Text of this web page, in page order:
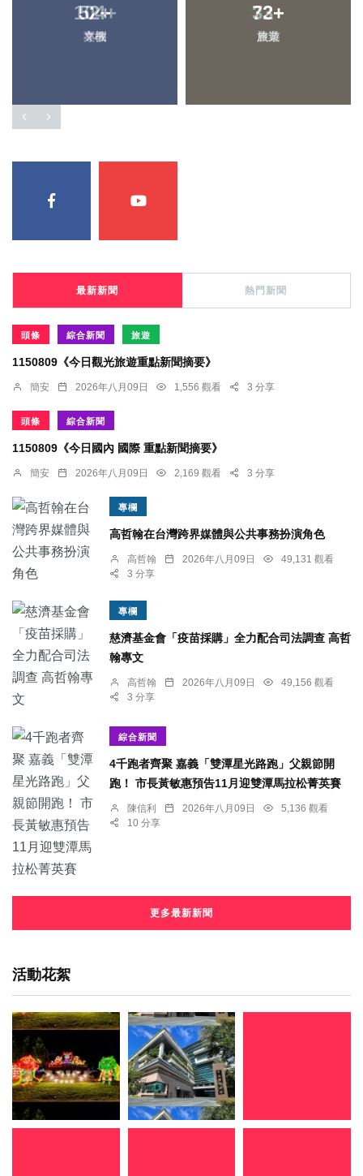
52+
專欄
72+
旅遊
104+
文教
33+
農業
最新新聞 熱門新聞
頭條 綜合新聞 旅遊
1150809《今日觀光旅遊重點新聞摘要》
簡安 2026年八月09日 1,556 觀看 3 分享
頭條 綜合新聞
1150809《今日國內 國際 重點新聞摘要》
簡安 2026年八月09日 2,169 觀看 3 分享
專欄
高哲翰在台灣跨界媒體與公共事務扮演角色
高哲翰 2026年八月09日
49,131 觀看
3 分享
專欄
慈濟基金會「疫苗採購」全力配合司法調查 高哲
翰專文
高哲翰 2026年八月09日
49,156 觀看
3 分享
綜合新聞
4千跑者齊聚 嘉義「雙潭星光路跑」父親節開
跑！ 市長黃敏惠預告11月迎雙潭馬拉松菁英賽
陳信利 2026年八月09日
5,136 觀看
10 分享
更多最新新聞
活動花絮